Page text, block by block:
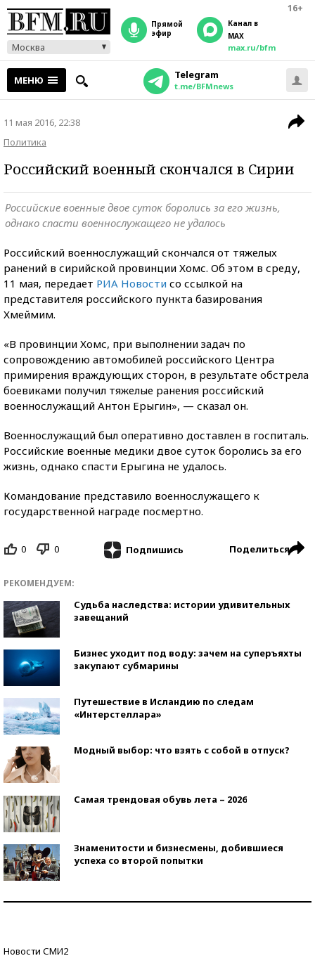
16+
Москва
прямой
эфир
Канал в
MAX
max.ru/bfm
МЕНЮ Telegram
t.me/BFMnews
11 мая 2016, 22:38
Политика
Российский военный скончался в Сирии
Российские военные двое суток боролись за его жизнь,
однако спасти военнослужащего не удалось
Российский военнослужащий скончался от тяжелых
ранений в сирийской провинции Хомс. Об этом в среду,
11 мая, передает РИА Новости со ссылкой на
представителя российского пункта базирования
Хмеймим.
«В провинции Хомс, при выполнении задач по
сопровождению автомобилей российского Центра
примирения враждующих сторон, в результате обстрела
боевиками получил тяжелые ранения российский
военнослужащий Антон Ерыгин», — сказал он.
Военнослужащий был оперативно доставлен в госпиталь.
Российские военные медики двое суток боролись за его
жизнь, однако спасти Ерыгина не удалось.
Командование представило военнослужащего к
государственной награде посмертно.
0 0 Подпишись Поделиться
РЕКОМЕНДУЕМ:
Судьба наследства: истории удивительных
завещаний
Бизнес уходит под воду: зачем на суперъяхты
закупают субмарины
Путешествие в Исландию по следам
«Интерстеллара»
Модный выбор: что взять с собой в отпуск?
Самая трендовая обувь лета – 2026
Знаменитости и бизнесмены, добившиеся
успеха со второй попытки
Новости СМИ2